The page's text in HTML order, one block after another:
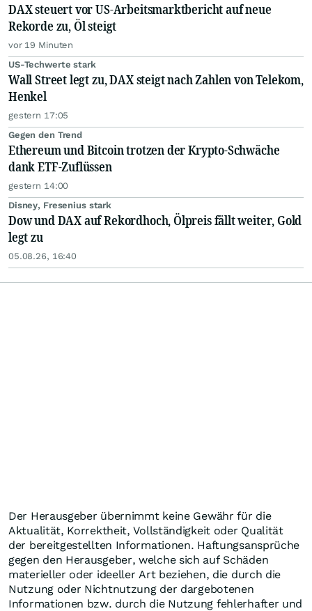
DAX steuert vor US-Arbeitsmarktbericht auf neue
Rekorde zu, Öl steigt
vor 19 Minuten
US-Techwerte stark
Wall Street legt zu, DAX steigt nach Zahlen von Telekom,
Henkel
gestern 17:05
Gegen den Trend
Ethereum und Bitcoin trotzen der Krypto-Schwäche
dank ETF-Zuflüssen
gestern 14:00
Disney, Fresenius stark
Dow und DAX auf Rekordhoch, Ölpreis fällt weiter, Gold
legt zu
05.08.26, 16:40
Der Herausgeber übernimmt keine Gewähr für die
Aktualität, Korrektheit, Vollständigkeit oder Qualität
der bereitgestellten Informationen. Haftungsansprüche
gegen den Herausgeber, welche sich auf Schäden
materieller oder ideeller Art beziehen, die durch die
Nutzung oder Nichtnutzung der dargebotenen
Informationen bzw. durch die Nutzung fehlerhafter und